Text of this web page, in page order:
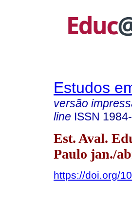
Estudos
versão
line ISSN
Est. Aval.
Paulo jan./
https://doi.org/